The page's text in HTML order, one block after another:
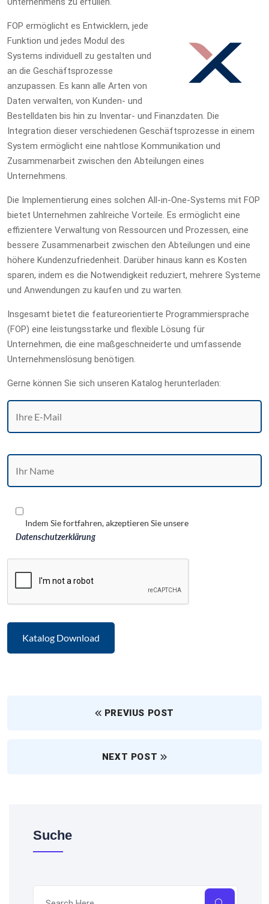
FOP ermöglicht es Entwicklern, jede
Funktion und jedes Modul des
Systems individuell zu gestalten und
an die Geschäftsprozesse
anzupassen. Es kann alle Arten von
Daten verwalten, von Kunden- und
Bestelldaten bis hin zu Inventar- und Finanzdaten. Die
Integration dieser verschiedenen Geschäftsprozesse in einem
System ermöglicht eine nahtlose Kommunikation und
Zusammenarbeit zwischen den Abteilungen eines
Unternehmens.
Die Implementierung eines solchen All-in-One-Systems mit FOP
bietet Unternehmen zahlreiche Vorteile. Es ermöglicht eine
effizientere Verwaltung von Ressourcen und Prozessen, eine
bessere Zusammenarbeit zwischen den Abteilungen und eine
höhere Kundenzufriedenheit. Darüber hinaus kann es Kosten
sparen, indem es die Notwendigkeit reduziert, mehrere Systeme
und Anwendungen zu kaufen und zu warten.
Insgesamt bietet die featureorientierte Programmiersprache
(FOP) eine leistungsstarke und flexible Lösung für
Unternehmen, die eine maßgeschneiderte und umfassende
Unternehmenslösung benötigen.
Gerne können Sie sich unseren Katalog herunterladen:
Indem Sie fortfahren, akzeptieren Sie unsere
Datenschutzerklärung
PREVIUS POST
NEXT POST
Suche